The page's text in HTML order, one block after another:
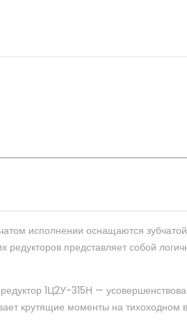
исполнении оснащаются
представляет собой
1Ц2У-315Н —
крутящие моменты на